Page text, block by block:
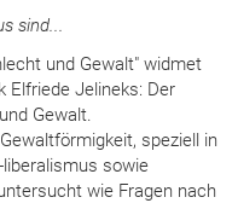
sind...
und Gewalt" widmet
Elfriede Jelineks: Der
Gewalt.
speziell in
sowie
wie Fragen nach